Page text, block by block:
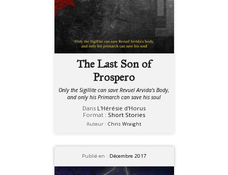
The Last Son of
Prospero
Only the Sigillite can save Revuel Arvida's Body,
and only his Primarch can save his soul
Dans L'Hérésie d'Horus
Format : Short Stories
Auteur : Chris Wraight
Publié en : Décembre 2017